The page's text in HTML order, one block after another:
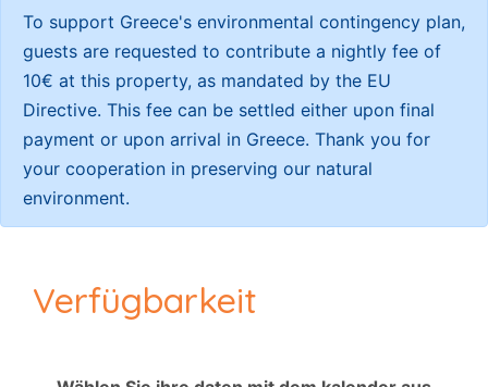
To support Greece's environmental contingency plan,
guests are requested to contribute a nightly fee of
10€ at this property, as mandated by the EU
Directive. This fee can be settled either upon final
payment or upon arrival in Greece. Thank you for
your cooperation in preserving our natural
environment.
Verfügbarkeit